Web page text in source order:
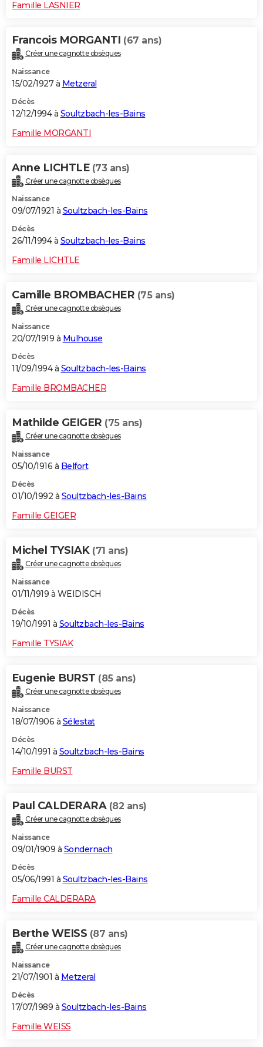
Famille LASNIER
Francois MORGANTI (67 ans)
Créer une cagnotte obsèques
Naissance
15/02/1927 à Metzeral
Décès
12/12/1994 à Soultzbach-les-Bains
Famille MORGANTI
Anne LICHTLE (73 ans)
Créer une cagnotte obsèques
Naissance
09/07/1921 à Soultzbach-les-Bains
Décès
26/11/1994 à Soultzbach-les-Bains
Famille LICHTLE
Camille BROMBACHER (75 ans)
Créer une cagnotte obsèques
Naissance
20/07/1919 à Mulhouse
Décès
11/09/1994 à Soultzbach-les-Bains
Famille BROMBACHER
Mathilde GEIGER (75 ans)
Créer une cagnotte obsèques
Naissance
05/10/1916 à Belfort
Décès
01/10/1992 à Soultzbach-les-Bains
Famille GEIGER
Michel TYSIAK (71 ans)
Créer une cagnotte obsèques
Naissance
01/11/1919 à WEIDISCH
Décès
19/10/1991 à Soultzbach-les-Bains
Famille TYSIAK
Eugenie BURST (85 ans)
Créer une cagnotte obsèques
Naissance
18/07/1906 à Sélestat
Décès
14/10/1991 à Soultzbach-les-Bains
Famille BURST
Paul CALDERARA (82 ans)
Créer une cagnotte obsèques
Naissance
09/01/1909 à Sondernach
Décès
05/06/1991 à Soultzbach-les-Bains
Famille CALDERARA
Berthe WEISS (87 ans)
Créer une cagnotte obsèques
Naissance
21/07/1901 à Metzeral
Décès
17/07/1989 à Soultzbach-les-Bains
Famille WEISS